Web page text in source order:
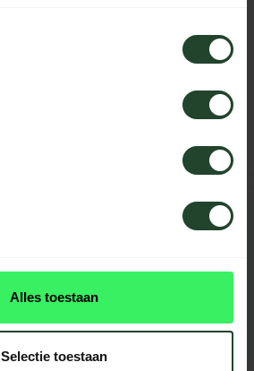
Alles toestaan
Selectie toestaan
0reviews
Ihre Bewertung hinzufügen